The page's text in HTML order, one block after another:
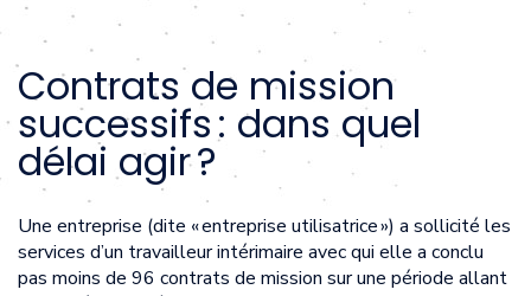
Contrats de mission
successifs : dans quel
délai agir ?
Une entreprise (dite « entreprise utilisatrice ») a sollicité les
services d’un travailleur intérimaire avec qui elle a conclu
pas moins de 96 contrats de mission sur une période allant